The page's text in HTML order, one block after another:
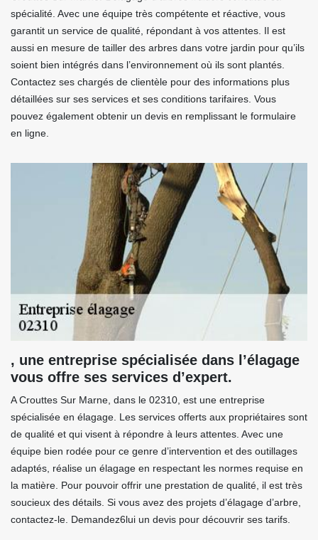
spécialité. Avec une équipe très compétente et réactive, vous
garantit un service de qualité, répondant à vos attentes. Il est
aussi en mesure de tailler des arbres dans votre jardin pour qu’ils
soient bien intégrés dans l’environnement où ils sont plantés.
Contactez ses chargés de clientèle pour des informations plus
détaillées sur ses services et ses conditions tarifaires. Vous
pouvez également obtenir un devis en remplissant le formulaire
en ligne.
, une entreprise spécialisée dans l’élagage
vous offre ses services d’expert.
A Crouttes Sur Marne, dans le 02310, est une entreprise
spécialisée en élagage. Les services offerts aux propriétaires sont
de qualité et qui visent à répondre à leurs attentes. Avec une
équipe bien rodée pour ce genre d’intervention et des outillages
adaptés, réalise un élagage en respectant les normes requise en
la matière. Pour pouvoir offrir une prestation de qualité, il est très
soucieux des détails. Si vous avez des projets d’élagage d’arbre,
contactez-le. Demandez6lui un devis pour découvrir ses tarifs.